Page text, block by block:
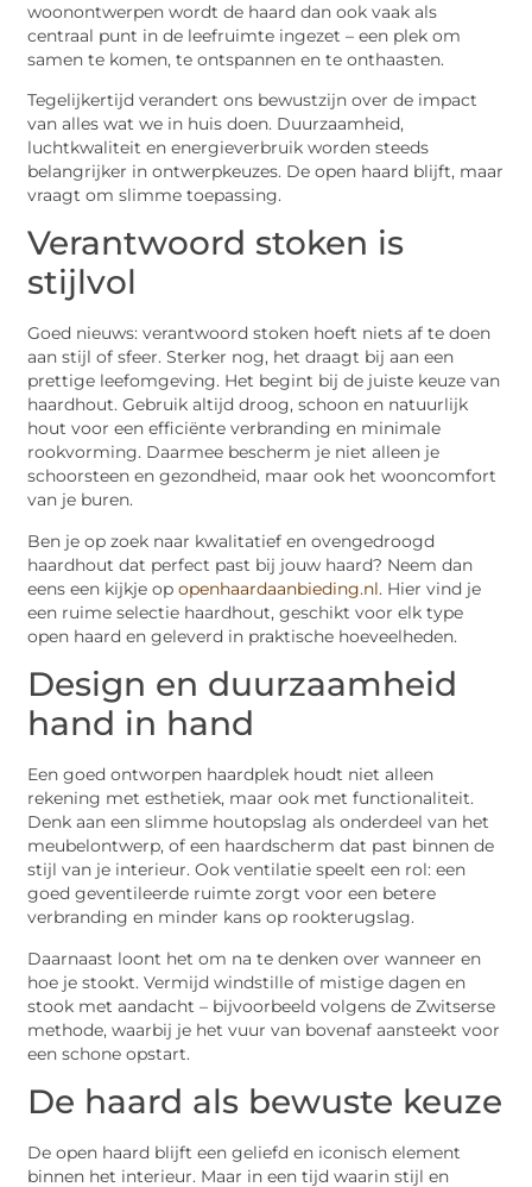
woonontwerpen wordt de haard dan ook vaak als
centraal punt in de leefruimte ingezet – een plek om
samen te komen, te ontspannen en te onthaasten.
Tegelijkertijd verandert ons bewustzijn over de impact
van alles wat we in huis doen. Duurzaamheid,
luchtkwaliteit en energieverbruik worden steeds
belangrijker in ontwerpkeuzes. De open haard blijft, maar
vraagt om slimme toepassing.
Verantwoord stoken is
stijlvol
Goed nieuws: verantwoord stoken hoeft niets af te doen
aan stijl of sfeer. Sterker nog, het draagt bij aan een
prettige leefomgeving. Het begint bij de juiste keuze van
haardhout. Gebruik altijd droog, schoon en natuurlijk
hout voor een efficiënte verbranding en minimale
rookvorming. Daarmee bescherm je niet alleen je
schoorsteen en gezondheid, maar ook het wooncomfort
van je buren.
Ben je op zoek naar kwalitatief en ovengedroogd
haardhout dat perfect past bij jouw haard? Neem dan
eens een kijkje opopenhaardaanbieding.nl. Hier vind je
een ruime selectie haardhout, geschikt voor elk type
open haard en geleverd in praktische hoeveelheden.
Design en duurzaamheid
hand in hand
Een goed ontworpen haardplek houdt niet alleen
rekening met esthetiek, maar ook met functionaliteit.
Denk aan een slimme houtopslag als onderdeel van het
meubelontwerp, of een haardscherm dat past binnen de
stijl van je interieur. Ook ventilatie speelt een rol: een
goed geventileerde ruimte zorgt voor een betere
verbranding en minder kans op rookterugslag.
Daarnaast loont het om na te denken over wanneer en
hoe je stookt. Vermijd windstille of mistige dagen en
stook met aandacht – bijvoorbeeld volgens de Zwitserse
methode, waarbij je het vuur van bovenaf aansteekt voor
een schone opstart.
De haard als bewuste keuze
De open haard blijft een geliefd en iconisch element
binnen het interieur. Maar in een tijd waarin stijl en